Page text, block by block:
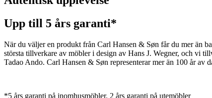
Upp till 5 års garanti*
När du väljer en produkt från Carl Hansen & Søn får du mer än
största tillverkare av möbler i design av Hans J. Wegner, och vi
Tadao Ando. Carl Hansen & Søn representerar mer än 100 år av
*5 års garanti på inomhusmöbler. 2 års garanti på utemöbler